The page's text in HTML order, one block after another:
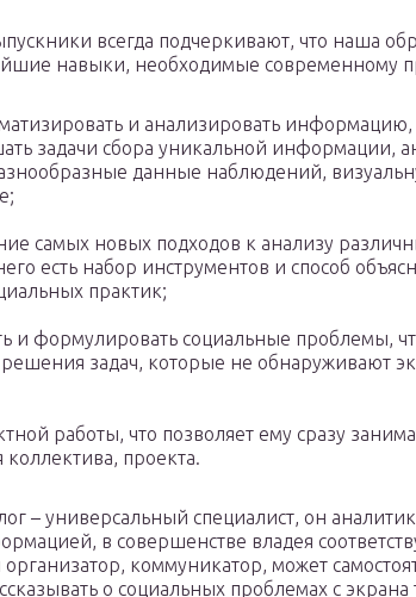
всегда подчеркивают, что наша
навыки, необходимые современному
и анализировать
задачи сбора уникальной информации,
данные наблюдений,
самых новых подходов к анализу
есть набор инструментов и способ
практик;
и формулировать социальные проблемы,
задач, которые не обнаруживают
работы, что позволяет ему сразу
коллектива, проекта.
– универсальный специалист, он
в совершенстве владея
коммуникатор, может
о социальных проблемах с